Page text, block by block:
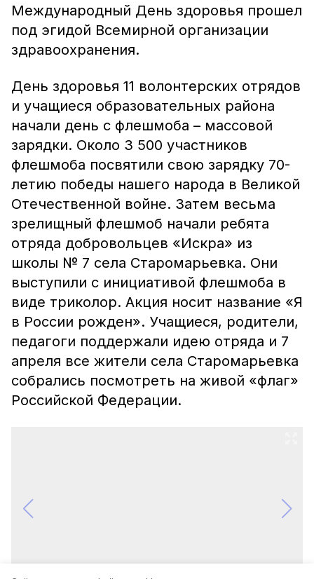
Международный День здоровья прошел
под эгидой Всемирной организации
здравоохранения.
День здоровья 11 волонтерских отрядов
и учащиеся образовательных района
начали день с флешмоба – массовой
зарядки. Около 3 500 участников
флешмоба посвятили свою зарядку 70-
летию победы нашего народа в Великой
Отечественной войне. Затем весьма
зрелищный флешмоб начали ребята
отряда добровольцев «Искра» из
школы № 7 села Старомарьевка. Они
выступили с инициативой флешмоба в
виде триколор. Акция носит название «Я
в России рожден». Учащиеся, родители,
педагоги поддержали идею отряда и 7
апреля все жители села Старомарьевка
собрались посмотреть на живой «флаг»
Российской Федерации.